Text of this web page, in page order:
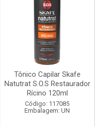
Tônico Capilar Skafe
Natutrat S.O.S Restaurador
Rícino 120ml
Código: 117085
Embalagem: UN